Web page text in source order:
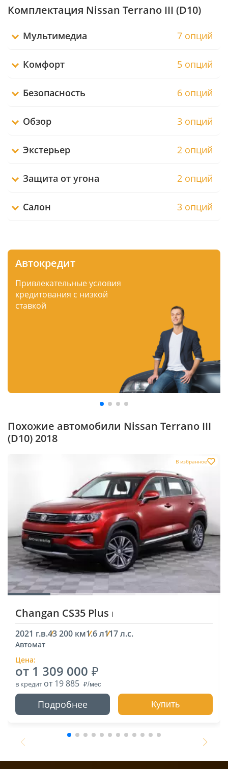
Комплектация Nissan Terrano III (D10)
Мультимедиа 7 опций
Комфорт 5 опций
Безопасность 6 опций
Обзор 3 опций
Экстерьер 2 опций
Защита от угона 2 опций
Салон 3 опций
Автокредит
Привлекательные условия
кредитования с низкой
ставкой
Похожие автомобили Nissan Terrano III
(D10) 2018
В избранное
Changan CS35 Plus I
2021 г.в.43 200 км1.6 л117 л.с.
Автомат
Цена:
от 1 309 000
в кредит от 19 885
Подробнее Купить